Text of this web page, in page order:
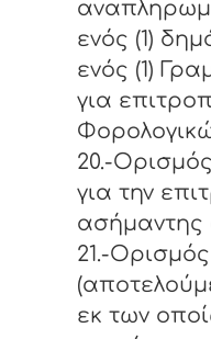
ενός (1)
ενός (1)
για
20.-
για την
ασήμαντης
21.-
εκ των